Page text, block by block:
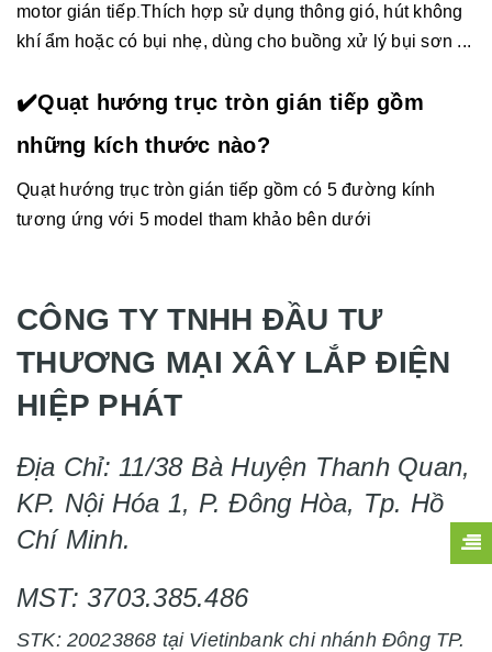
motor gián tiếp. Thích hợp sử dụng thông gió, hút không
khí ẩm hoặc có bụi nhẹ, dùng cho buồng xử lý bụi sơn ...
✔️Quạt hướng trục tròn gián tiếp gồm
những kích thước nào?
Quạt hướng trục tròn gián tiếp gồm có 5 đường kính
tương ứng với 5 model tham khảo bên dưới
CÔNG TY TNHH ĐẦU TƯ
THƯƠNG MẠI XÂY LẮP ĐIỆN
HIỆP PHÁT
Địa Chỉ: 11/38 Bà Huyện Thanh Quan,
KP. Nội Hóa 1, P. Đông Hòa, Tp. Hồ
Chí Minh.
MST: 3703.385.486
STK: 20023868 tại Vietinbank chi nhánh Đông TP.